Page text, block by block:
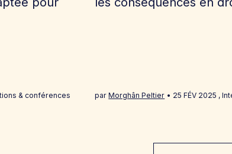
& conférences parMorghân Peltier 25 FÉV 2025 ,